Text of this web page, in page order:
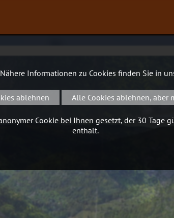
Informationen zu Cookies finden Sie in
ablehnen Alle Cookies ablehnen, aber
Cookie bei Ihnen gesetzt, der 30 Tage
enthält.